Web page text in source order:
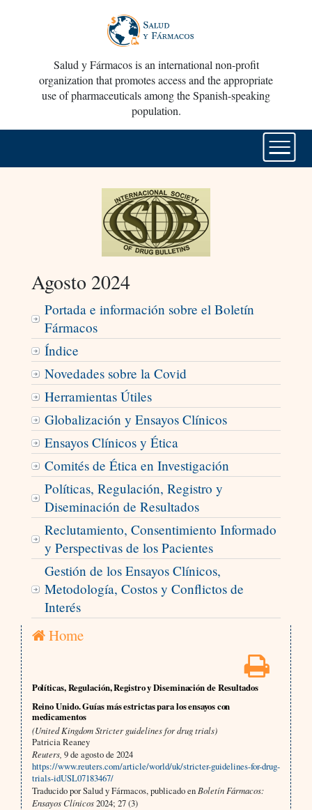
Salud y Fármacos is an international non-profit
organization that promotes access and the appropriate
use of pharmaceuticals among the Spanish-speaking
population.
Agosto 2024
Portada e información sobre el Boletín
Fármacos
Índice
Novedades sobre la Covid
Herramientas Útiles
Globalización y Ensayos Clínicos
Ensayos Clínicos y Ética
Comités de Ética en Investigación
Políticas, Regulación, Registro y
Diseminación de Resultados
Reclutamiento, Consentimiento Informado
y Perspectivas de los Pacientes
Gestión de los Ensayos Clínicos,
Metodología, Costos y Conflictos de
Interés
Home
Políticas, Regulación, Registro y Diseminación de Resultados
Reino Unido. Guías más estrictas para los ensayos con
medicamentos
(United Kingdom Stricter guidelines for drug trials)
Patricia Reaney
Reuters, 9 de agosto de 2024
https://www.reuters.com/article/world/uk/stricter-guidelines-for-drug-
trials-idUSL07183467/
Traducido por Salud y Fármacos, publicado en Boletín Fármacos:
Ensayos Clínicos2024; 27 (3)